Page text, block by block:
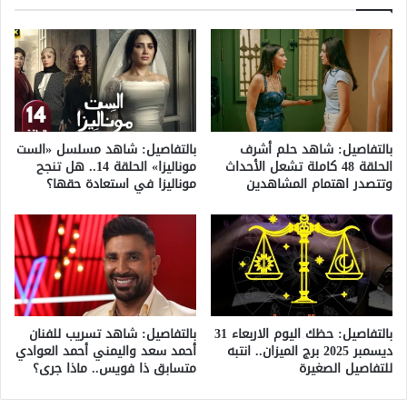
بالتفاصيل: شاهد حلم أشرف
الحلقة 48 كاملة تشعل الأحداث
وتتصدر اهتمام المشاهدين
بالتفاصيل: شاهد مسلسل «الست
موناليزا» الحلقة 14.. هل تنجح
موناليزا في استعادة حقها؟
بالتفاصيل: حظك اليوم الاربعاء 31
ديسمبر 2025 برج الميزان.. انتبه
للتفاصيل الصغيرة
بالتفاصيل: شاهد تسريب للفنان
أحمد سعد واليمني أحمد العوادي
متسابق ذا فويس.. ماذا جرى؟